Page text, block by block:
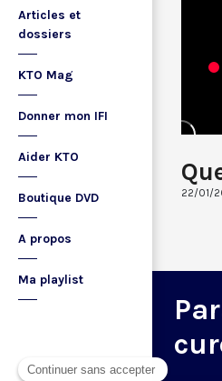
Articles et
dossiers
KTO Mag
Donner mon IFI
Aider KTO
Boutique DVD
A propos
Ma playlist
22/01/